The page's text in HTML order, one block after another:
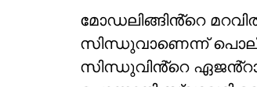
മോഡലിങ്ങിൻ്റെ
സിന്ധുവാണെന്ന്
സിന്ധുവിൻ്റെ